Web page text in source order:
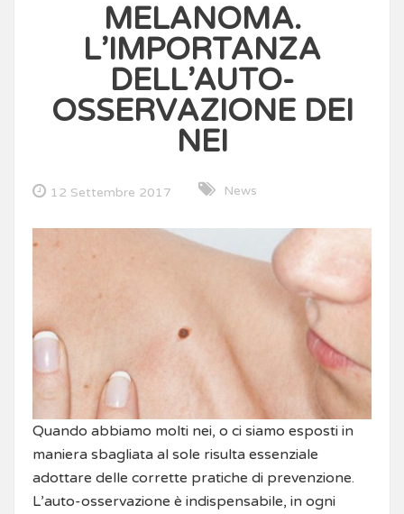
MELANOMA.
L’IMPORTANZA
DELL’AUTO-
OSSERVAZIONE DEI
NEI
12 Settembre 2017 News
Quando abbiamo molti nei, o ci siamo esposti in
maniera sbagliata al sole risulta essenziale
adottare delle corrette pratiche di prevenzione.
L’auto-osservazione è indispensabile, in ogni